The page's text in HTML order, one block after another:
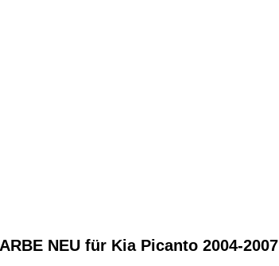
NEU für Kia Picanto 2004-2007